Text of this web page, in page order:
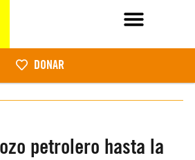
DONAR
petrolero hasta la